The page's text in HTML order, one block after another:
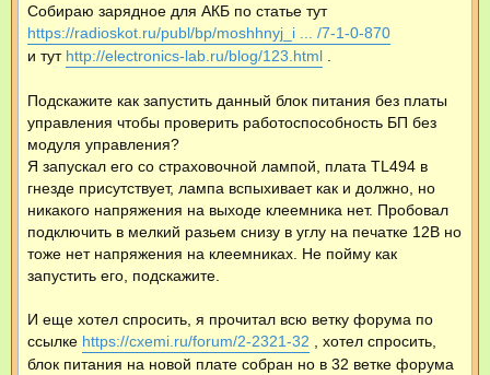
и
Собираю зарядное для АКБ по статье тут
https://radioskot.ru/publ/bp/moshhnyj_i ... /7-1-0-870
и тут http://electronics-lab.ru/blog/123.html
Подскажите как запустить данный блок питания без платы
управления чтобы проверить работоспособность БП без
модуля управления?
Я запускал его со страховочной лампой, плата TL494 в
гнезде присутствует, лампа вспыхивает как и должно, но
никакого напряжения на выходе клеемника нет. Пробовал
подключить в мелкий разьем снизу в углу на печатке 12В но
тоже нет напряжения на клеемниках. Не пойму как
запустить его, подскажите.
И еще хотел спросить, я прочитал всю ветку форума по
ссылке https://cxemi.ru/forum/2-2321-32 , хотел спросить,
блок питания на новой плате собран но в 32 ветке форума